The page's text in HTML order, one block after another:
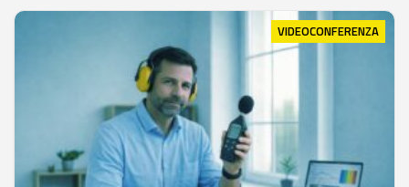
VIDEOCONFERENZA